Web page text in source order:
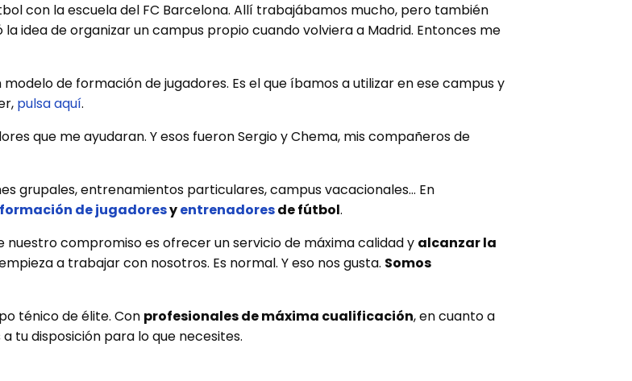
con la escuela del FC Barcelona. Allí trabajábamos mucho, pero también
idea de organizar un campus propio cuando volviera a Madrid. Entonces me
de formación de jugadores. Es el que íbamos a utilizar en ese campus y
pulsa aquí.
que me ayudaran. Y esos fueron Sergio y Chema, mis compañeros de
grupales, entrenamientos particulares, campus vacacionales… En
formación de jugadoresyentrenadoresde fútbol.
nuestro compromiso es ofrecer un servicio de máxima calidad y alcanzar la
a trabajar con nosotros. Es normal. Y eso nos gusta. Somos
ténico de élite. Con profesionales de máxima cualificación, en cuanto a
tu disposición para lo que necesites.